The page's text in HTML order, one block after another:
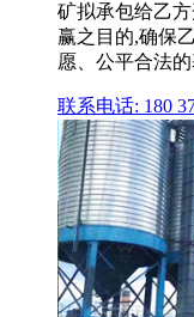
矿拟承包给乙
赢之目的,确保
愿、公平合法
联系电话: 180